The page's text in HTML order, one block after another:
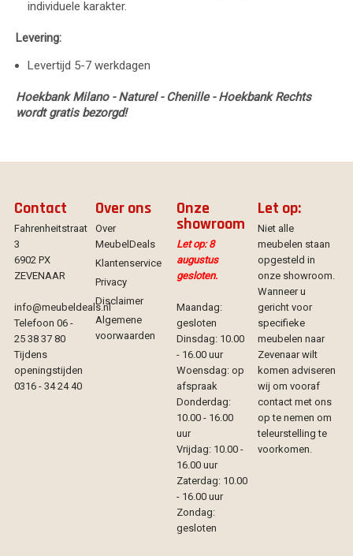
individuele karakter.
Levering:
Levertijd 5-7 werkdagen
Hoekbank Milano - Naturel - Chenille - Hoekbank Rechts
wordt gratis bezorgd!
Contact
Fahrenheitstraat
3
6902 PX
ZEVENAAR
info@meubeldeals.nl
Telefoon 06 -
25 38 37 80
Tijdens
openingstijden
0316 - 34 24 40
Over ons
Over
MeubelDeals
Klantenservice
Privacy
Disclaimer
Algemene
voorwaarden
Onze
showroom
Let op: 8
augustus
gesloten.
Maandag:
gesloten
Dinsdag: 10.00
- 16.00 uur
Woensdag: op
afspraak
Donderdag:
10.00 - 16.00
uur
Vrijdag: 10.00 -
16.00 uur
Zaterdag: 10.00
- 16.00 uur
Zondag:
gesloten
Let op:
Niet alle
meubelen staan
opgesteld in
onze showroom.
Wanneer u
gericht voor
specifieke
meubelen naar
Zevenaar wilt
komen adviseren
wij om vooraf
contact met ons
op te nemen om
teleurstelling te
voorkomen.